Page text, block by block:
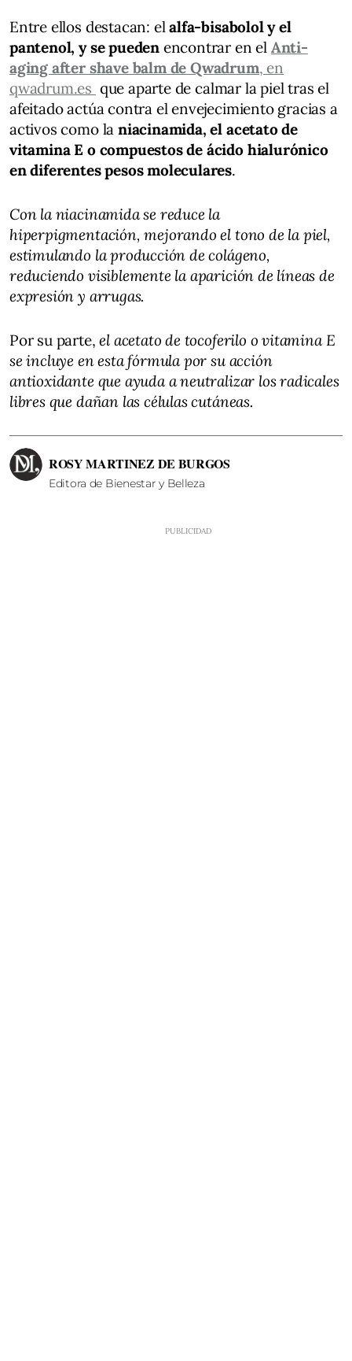
Entre ellos destacan: elalfa-bisabolol y el
pantenol, y se pueden encontrar en el Anti-
aging after shave balm de Qwadrum, en
qwadrum.es que aparte de calmar la piel tras el
afeitado actúa contra el envejecimiento gracias a
activos como la niacinamida, el acetato de
vitamina E o compuestos de ácido hialurónico
en diferentes pesos moleculares.
Con la niacinamida se reduce la
hiperpigmentación, mejorando el tono de la piel,
estimulando la producción de colágeno,
reduciendo visiblemente la aparición de líneas de
expresión y arrugas.
Por su parte,el acetato de tocoferilo o vitamina E
se incluye en esta fórmula por su acción
antioxidante que ayuda a neutralizar los radicales
libres que dañan las células cutáneas.
ROSY MARTINEZ DE BURGOS
Editora de Bienestar y Belleza